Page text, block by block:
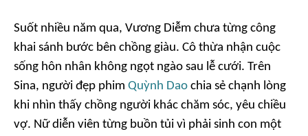
Suốt nhiều năm qua, Vương Diễm chưa từng công
khai sánh bước bên chồng giàu. Cô thừa nhận cuộc
sống hôn nhân không ngọt ngào sau lễ cưới. Trên
Sina, người đẹp phim Quỳnh Dao chia sẻ chạnh lòng
khi nhìn thấy chồng người khác chăm sóc, yêu chiều
vợ. Nữ diễn viên từng buồn tủi vì phải sinh con một